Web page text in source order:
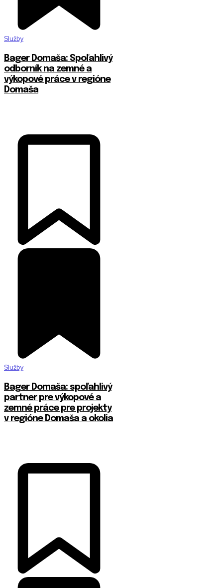
Služby
Bager Domaša: Spoľahlivý
odborník na zemné a
výkopové práce v regióne
Domaša
Služby
Bager Domaša: spoľahlivý
partner pre výkopové a
zemné práce pre projekty
v regióne Domaša a okolia